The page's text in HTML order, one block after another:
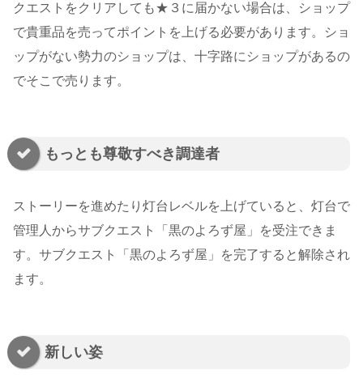
クエストをクリアしても★３に届かない場合は、ショップ
で貴重品を売ってポイントを上げる必要があります。ショ
ップがない勢力のショップは、十字路にショップがあるの
でそこで売ります。
もっとも尊敬すべき調達者
ストーリーを進めたり灯台レベルを上げていると、灯台で
管理人からサブクエスト「黒のよろず屋」を受注できま
す。サブクエスト「黒のよろず屋」を完了すると解除され
ます。
新しい姿